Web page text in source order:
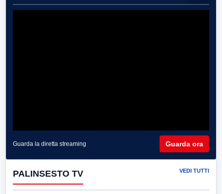
Guarda la diretta streaming Guarda ora
PALINSESTO TV VEDI TUTTI